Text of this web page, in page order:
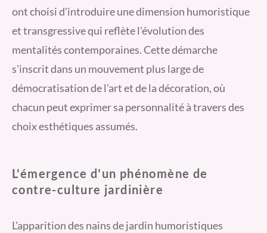
ont choisi d'introduire une dimension humoristique
et transgressive qui reflète l'évolution des
mentalités contemporaines. Cette démarche
s'inscrit dans un mouvement plus large de
démocratisation de l'art et de la décoration, où
chacun peut exprimer sa personnalité à travers des
choix esthétiques assumés.
L'émergence d'un phénomène de
contre-culture jardinière
L'apparition des nains de jardin humoristiques